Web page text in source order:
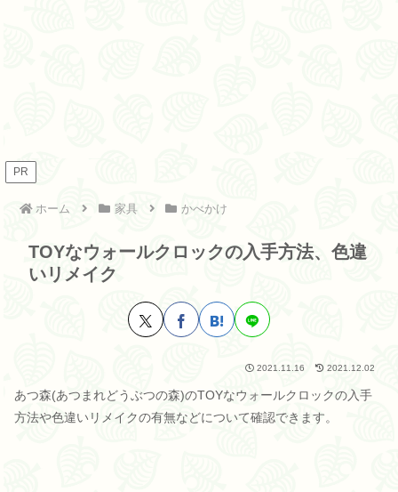
PR
ホーム 家具 かべかけ
TOYなウォールクロックの入手方法、色違
いリメイク
2021.11.16 2021.12.02
あつ森(あつまれどうぶつの森)のTOYなウォールクロックの入手
方法や色違いリメイクの有無などについて確認できます。